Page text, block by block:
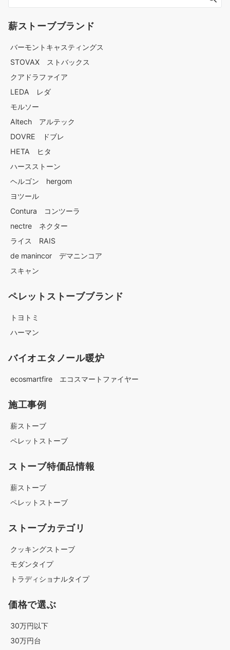
薪ストーブブランド
バーモントキャスティングス
STOVAX ストバックス
クアドラファイア
LEDA レダ
モルソー
Altech アルテック
DOVRE ドブレ
HETA ヒタ
ハースストーン
ヘルゴン hergom
ヨツール
Contura コンツーラ
nectre ネクター
ライス RAIS
de manincor デマニンコア
スキャン
ペレットストーブブランド
トヨトミ
ハーマン
バイオエタノール暖炉
ecosmartfire エコスマートファイヤー
施工事例
薪ストーブ
ペレットストーブ
ストーブ特価品情報
薪ストーブ
ペレットストーブ
ストーブカテゴリ
クッキングストーブ
モダンタイプ
トラディショナルタイプ
価格で選ぶ
30万円以下
30万円台